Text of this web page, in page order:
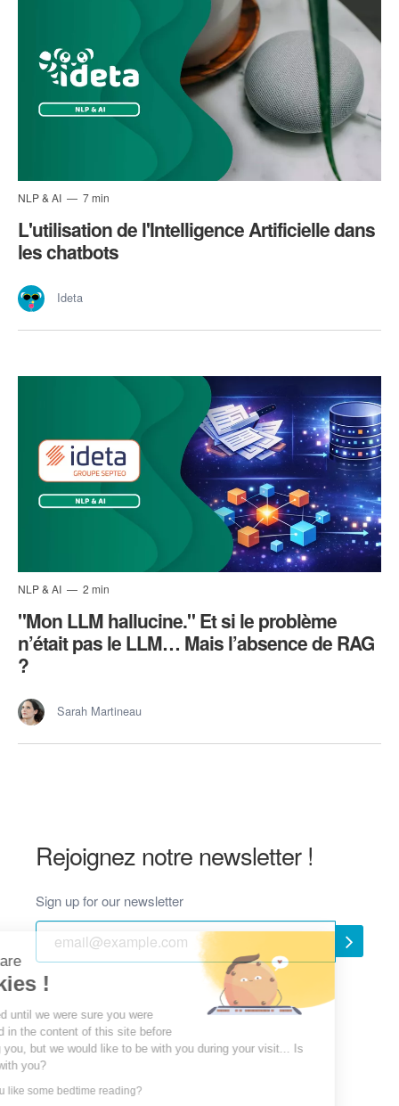
Hi, we are
Cookies !
We waited until we were sure you were
interested in the content of this site before
bothering you, but we would like to be with you during your visit... Is
that OK with you?
Would you like some bedtime reading?
NLP & AI 7 min
L'utilisation de l'Intelligence Artificielle dans
les chatbots
Ideta
NLP & AI 2 min
"Mon LLM hallucine." Et si le problème
n’était pas le LLM… Mais l’absence de RAG
?
Sarah Martineau
Rejoignez notre newsletter !
Sign up for our newsletter